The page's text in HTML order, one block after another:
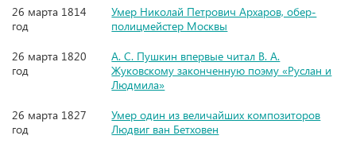
26 марта 1814
год
Умер Николай Петрович Архаров, обер-
полицмейстер Москвы
26 марта 1820
год
А. С. Пушкин впервые читал В. А.
Жуковскому законченную поэму «Руслан и
Людмила»
26 марта 1827
год
Умер один из величайших композиторов
Людвиг ван Бетховен